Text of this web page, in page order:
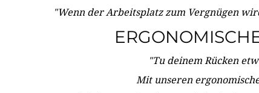
"Wenn der Arbeitsplatz zum Vergnügen
"Tu deinem Rücken
Mit unseren